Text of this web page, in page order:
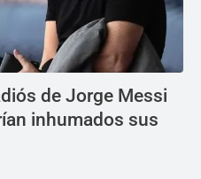
de Jorge Messi
inhumados sus